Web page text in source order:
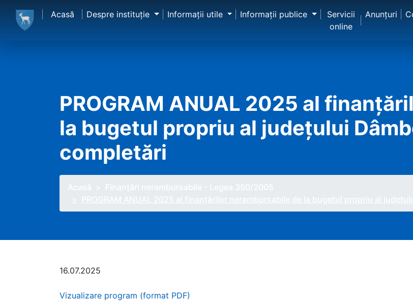
Acasă Despre instituţie Informaţii utile Informaţii publice
Servicii
online
Anunţuri
PROGRAM ANUAL 2025 al
la bugetul propriu al judeţului
completări
16.07.2025
Vizualizare program (format PDF)